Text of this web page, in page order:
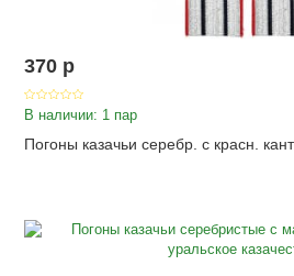
370 p
В наличии: 1 пар
Погоны казачьи серебр. с красн.